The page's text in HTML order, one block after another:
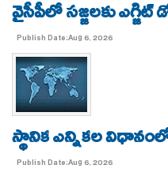
వైసీపీలో సజ్జలకు ఎగ్జిట్
Publish Date:Aug 6, 2026
స్థానిక ఎన్నికల
Publish Date:Aug 6, 2026